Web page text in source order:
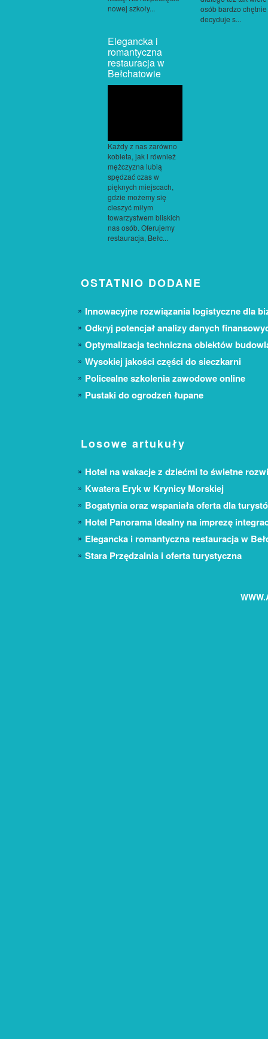
nowej szkoły...
osób bardzo chętnie
decyduje s...
Elegancka i
romantyczna
restauracja w
Bełchatowie
Każdy z nas zarówno
kobieta, jak i również
mężczyzna lubią
spędzać czas w
pięknych miejscach,
gdzie możemy się
cieszyć miłym
towarzystwem bliskich
nas osób. Oferujemy
restauracja, Bełc...
OSTATNIO DODANE
Innowacyjne rozwiązania logistyczne dla
Odkryj potencjał analizy danych
Optymalizacja techniczna obiektów
Wysokiej jakości części do sieczkarni
Policealne szkolenia zawodowe online
Pustaki do ogrodzeń łupane
Losowe artukuły
Hotel na wakacje z dziećmi to świetne
Kwatera Eryk w Krynicy Morskiej
Bogatynia oraz wspaniała oferta dla
Hotel Panorama Idealny na imprezę
Elegancka i romantyczna restauracja w
Stara Przędzalnia i oferta turystyczna